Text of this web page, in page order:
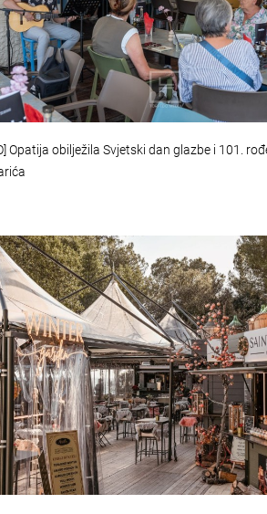
Opatija obilježila Svjetski dan glazbe i 101.